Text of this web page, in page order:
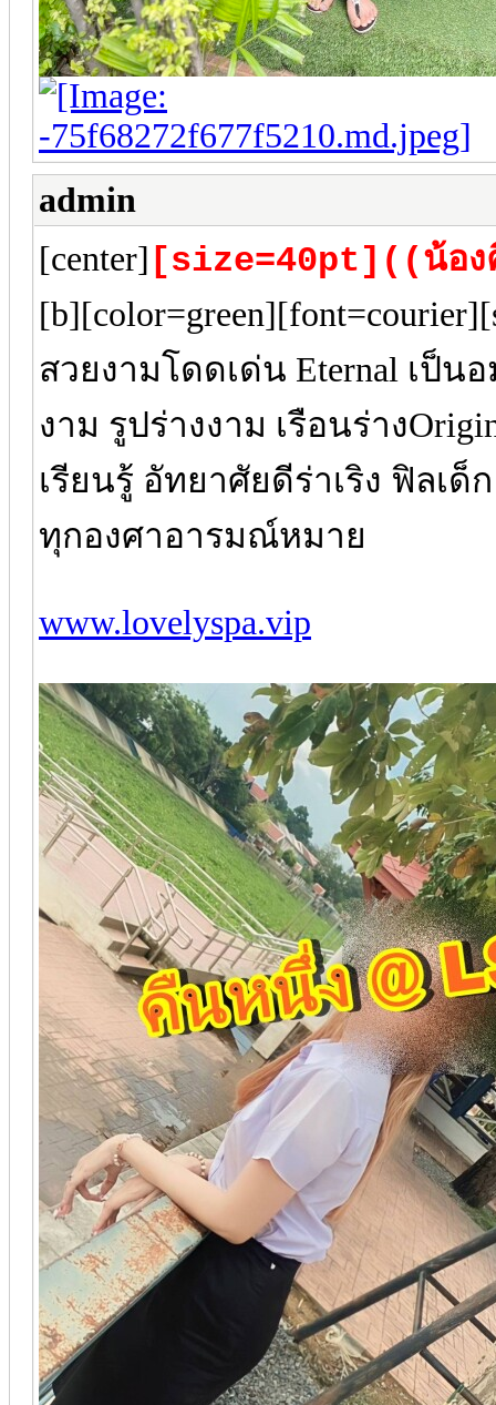
admin
[center] [size=40pt]((น้อ
สวยงามโดดเด่น Eternal เป็
งาม รูปร่างงาม เรือนร่าง
เรียนรู้ อัทยาศัยดีร่าเริง ฟิลเ
ทุกองศาอารมณ์หมาย
www.lovelyspa.vip